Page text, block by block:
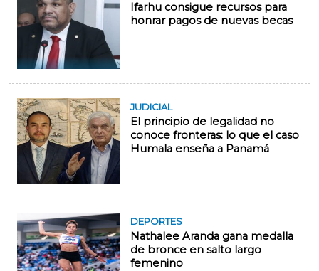
Ifarhu consigue recursos para
honrar pagos de nuevas becas
JUDICIAL
El principio de legalidad no
conoce fronteras: lo que el caso
Humala enseña a Panamá
DEPORTES
Nathalee Aranda gana medalla
de bronce en salto largo
femenino